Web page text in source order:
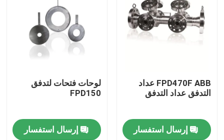
FPD470F ABB عداد
التدفق عداد التدفق
إرسال استفسار
لوحات فتحات لتدفق
FPD150
إرسال استفسار